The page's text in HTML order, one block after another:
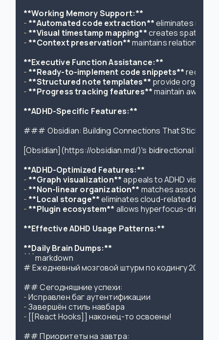
**Working Memory Support:**
- **Automated code extraction**
- **Visual timestamp mapping**
- **Context preservation** maintains
**Executive Function Assistance:**
- **Ready-to-implement code snippets**
- **Structured note templates**
- **Progress tracking features** maintain
**ADHD-Specific Features:**
### Obsidian: Building Connections That Stick
[Obsidian](https://obsidian.md/)'s bidirectional
**ADHD-Optimized Features:**
- **Graph visualization**
- **Non-linear organization**
- **Local storage**
- **Plugin ecosystem** allows hyperfocus-driven
**Effective ADHD Usage Patterns:**
**Daily Brain Dumps:**
```markdown
# Ежедневный мозговой штурм по кодингу 2024-
-
-
- [[React Hooks]] наконец-то освоены!